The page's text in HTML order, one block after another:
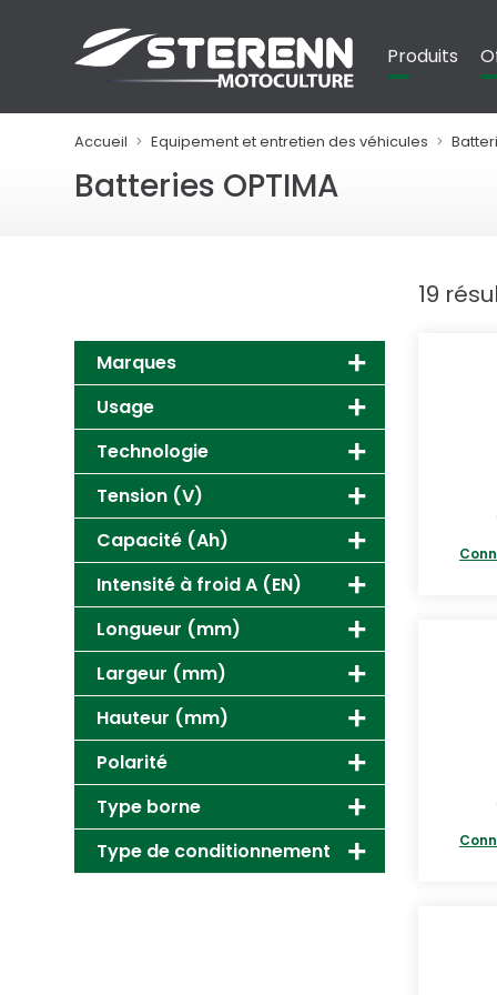
Produits
Accueil Equipement et entretien des véhicules
Batteries OPTIMA
Marques
Usage
Technologie
Tension (V)
Capacité (Ah)
Intensité à froid A (EN)
Longueur (mm)
Largeur (mm)
Hauteur (mm)
Polarité
Type borne
Type de conditionnement
19